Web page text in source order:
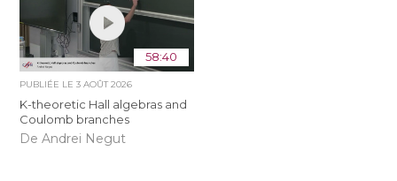
58:40
PUBLIÉE LE3 AOÛT 2026
K-theoretic Hall algebras and
Coulomb branches
De Andrei Negut